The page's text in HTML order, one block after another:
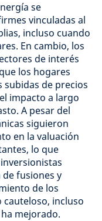
se
vinculadas al
incluso cuando
En cambio, los
de interés
los hogares
subidas de precios
impacto a largo
A pesar del
siguieron
en la valuación
lo que
fusiones y
de los
cauteloso, incluso
mejorado.